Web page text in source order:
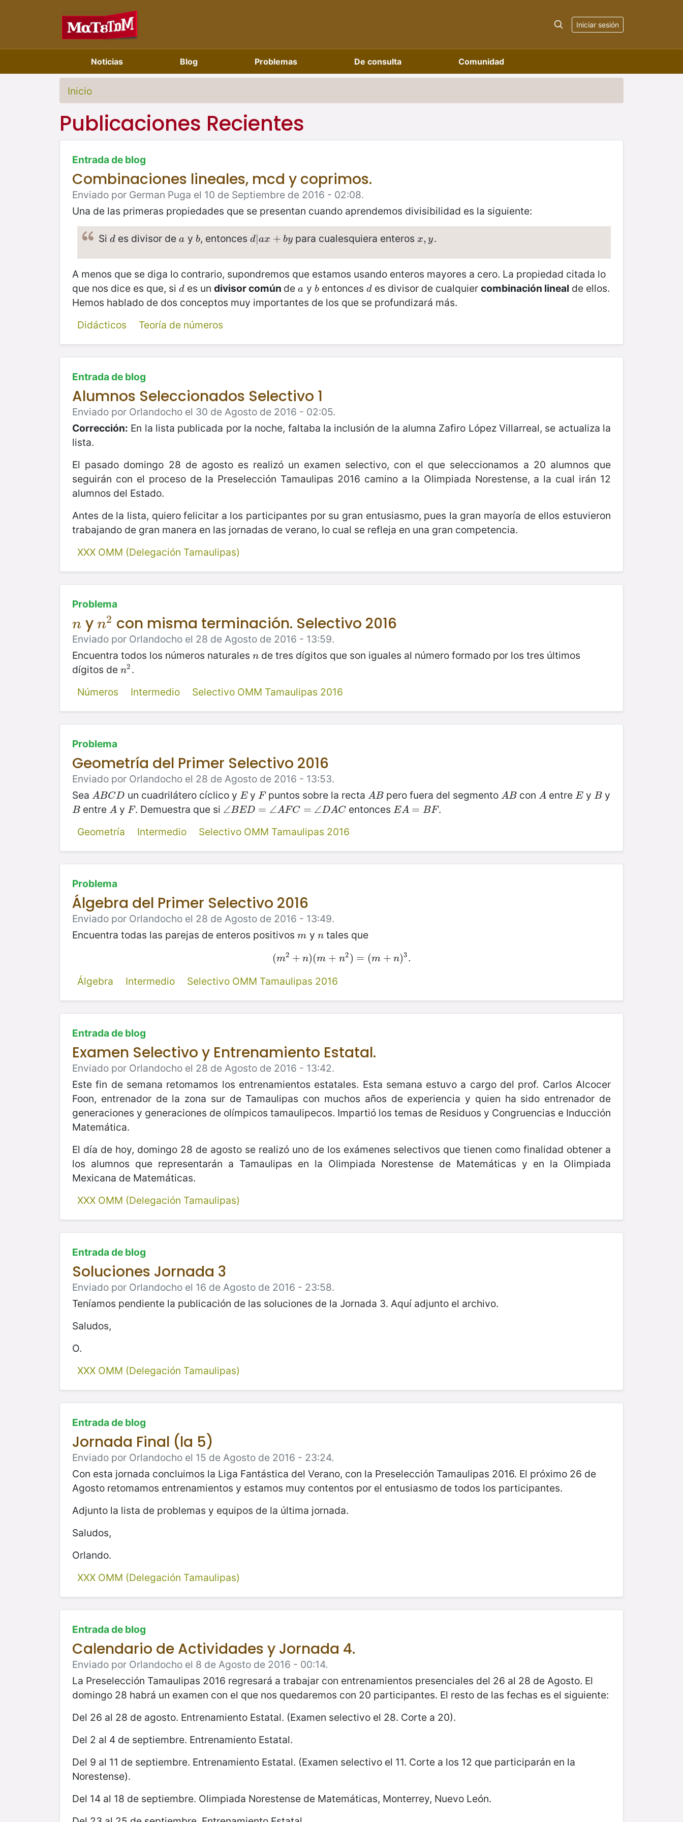
Iniciar sesión
Noticias Blog Problemas De consulta Comunidad
Inicio
Publicaciones Recientes
Entrada de blog
Combinaciones lineales, mcd y coprimos.
Enviado por German Puga el 10 de Septiembre de 2016 - 02:08.
Una de las primeras propiedades que se presentan cuando aprendemos divisibilidad es la siguiente:
Si d
d es divisor dea
a y b
b, entonces d| ax + by
d |ax+b y para cualesquiera enterosx, y
x,y .
A menos que se diga lo contrario, supondremos que estamos usando enteros mayores a cero. La propiedad citada lo
que nos dice es que, si d
d es undivisor común dea
a y b
bentonces d
d es divisor de cualquiercombinación lineal de ellos.
Hemos hablado de dos conceptos muy importantes de los que se profundizará más.
Didácticos
Teoría de números
Entrada de blog
Alumnos Seleccionados Selectivo 1
Enviado por Orlandocho el 30 de Agosto de 2016 - 02:05.
Corrección: En la lista publicada por la noche, faltaba la inclusión de la alumna Zafiro López Villarreal, se actualiza la
lista.
El pasado domingo 28 de agosto es realizó un examen selectivo, con el que seleccionamos a 20 alumnos que
seguirán con el proceso de la Preselección Tamaulipas 2016 camino a la Olimpiada Norestense, a la cual irán 12
alumnos del Estado.
Antes de la lista, quiero felicitar a los participantes por su gran entusiasmo, pues la gran mayoría de ellos estuvieron
trabajando de gran manera en las jornadas de verano, lo cual se refleja en una gran competencia.
XXX OMM (Delegación Tamaulipas)
Problema
n
n y n2
n2 con misma terminación. Selectivo 2016
Enviado por Orlandocho el 28 de Agosto de 2016 - 13:59.
Encuentra todos los números naturales n
n de tres dígitos que son iguales al número formado por los tres últimos
dígitos de n2
n2.
Números
Intermedio Selectivo OMM Tamaulipas 2016
Problema
Geometría del Primer Selectivo 2016
Enviado por Orlandocho el 28 de Agosto de 2016 - 13:53.
Sea A BCD
ABCD un cuadrilátero cíclico y E
E y F
Fpuntos sobre la recta A B
AB pero fuera del segmento A B
AB con A
A entre E
E y B
B y
B
Bentre A
A y F
F. Demuestra que si ∠ BED = ∠A FC = ∠DAC
∠BED= ∠AFC=∠DA C entonces EA = BF
EA= BF
.
Geometría
Intermedio Selectivo OMM Tamaulipas 2016
Problema
Álgebra del Primer Selectivo 2016
Enviado por Orlandocho el 28 de Agosto de 2016 - 13:49.
Encuentra todas las parejas de enteros positivos m
m y n
ntales que
(m2 + n)(m + n2) = (m + n)3.
( m2+n)(m+ n2) =( m+n)3.
Álgebra
Intermedio Selectivo OMM Tamaulipas 2016
Entrada de blog
Examen Selectivo y Entrenamiento Estatal.
Enviado por Orlandocho el 28 de Agosto de 2016 - 13:42.
Este fin de semana retomamos los entrenamientos estatales. Esta semana estuvo a cargo del prof. Carlos Alcocer
Foon, entrenador de la zona sur de Tamaulipas con muchos años de experiencia y quien ha sido entrenador de
generaciones y generaciones de olímpicos tamaulipecos. Impartió los temas de Residuos y Congruencias e Inducción
Matemática.
El día de hoy, domingo 28 de agosto se realizó uno de los exámenes selectivos que tienen como finalidad obtener a
los alumnos que representarán a Tamaulipas en la Olimpiada Norestense de Matemáticas y en la Olimpiada
Mexicana de Matemáticas.
XXX OMM (Delegación Tamaulipas)
Entrada de blog
Soluciones Jornada 3
Enviado por Orlandocho el 16 de Agosto de 2016 - 23:58.
Teníamos pendiente la publicación de las soluciones de la Jornada 3. Aquí adjunto el archivo.
Saludos,
O.
XXX OMM (Delegación Tamaulipas)
Entrada de blog
Jornada Final (la 5)
Enviado por Orlandocho el 15 de Agosto de 2016 - 23:24.
Con esta jornada concluimos la Liga Fantástica del Verano, con la Preselección Tamaulipas 2016. El próximo 26 de
Agosto retomamos entrenamientos y estamos muy contentos por el entusiasmo de todos los participantes.
Adjunto la lista de problemas y equipos de la última jornada.
Saludos,
Orlando.
XXX OMM (Delegación Tamaulipas)
Entrada de blog
Calendario de Actividades y Jornada 4.
Enviado por Orlandocho el 8 de Agosto de 2016 - 00:14.
La Preselección Tamaulipas 2016 regresará a trabajar con entrenamientos presenciales del 26 al 28 de Agosto. El
domingo 28 habrá un examen con el que nos quedaremos con 20 participantes. El resto de las fechas es el siguiente:
Del 26 al 28 de agosto. Entrenamiento Estatal. (Examen selectivo el 28. Corte a 20).
Del 2 al 4 de septiembre. Entrenamiento Estatal.
Del 9 al 11 de septiembre. Entrenamiento Estatal. (Examen selectivo el 11. Corte a los 12 que participarán en la
Norestense).
Del 14 al 18 de septiembre. Olimpiada Norestense de Matemáticas, Monterrey, Nuevo León.